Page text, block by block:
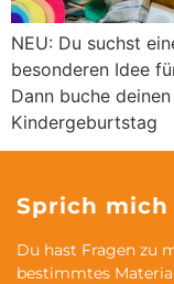
NEU: Du suchst
besonderen Idee
Dann buche
Kindergeburtstag
Sprich mich
Du hast Fragen zu
bestimmtes